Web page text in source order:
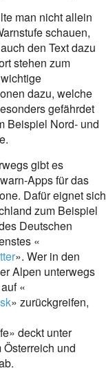
man nicht allein
schauen,
den Text dazu
stehen zum
dazu, welche
gefährdet
Beispiel Nord- und
gibt es
Apps für das
Dafür eignet sich
zum Beispiel
Deutschen
«
». Wer in den
Alpen unterwegs
«
» zurückgreifen,
deckt unter
Österreich und